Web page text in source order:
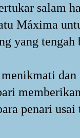
salam
Máxima
yang tengah
dan
penari